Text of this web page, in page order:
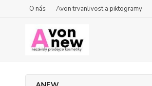
O nás Avon trvanlivost a piktogramy